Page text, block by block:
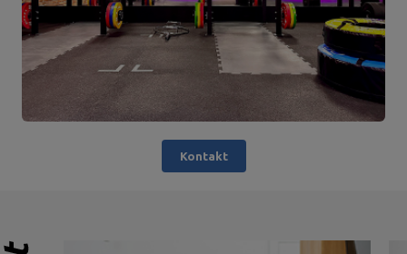
Kontakt